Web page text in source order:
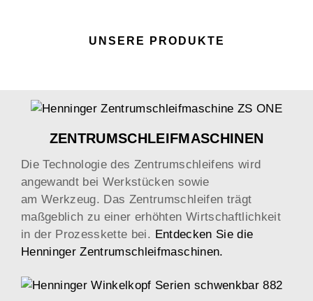
UNSERE PRODUKTE
ZENTRUMSCHLEIFMASCHINEN
Die Technologie des Zentrumschleifens wird
angewandt bei Werkstücken sowie
am Werkzeug. Das Zentrumschleifen trägt
maßgeblich zu einer erhöhten Wirtschaftlichkeit
in der Prozesskette bei. Entdecken Sie die
Henninger Zentrumschleifmaschinen.